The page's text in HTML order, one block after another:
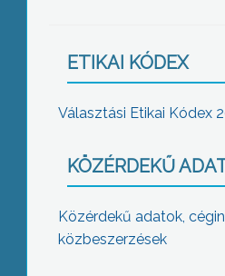
ETIKAI KÓDEX
Választási Etikai Kódex
KÖZÉRDEKŰ
Közérdekű adatok,
közbeszerzések